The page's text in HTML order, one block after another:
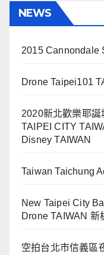
NEWS
2015 Cannondale
Drone Taipei101
2020新北歡樂耶
TAIPEI CITY
Disney TAIWAN
Taiwan Taichung
New Taipei City
Drone TAIWAN 新
空拍台北市信義區